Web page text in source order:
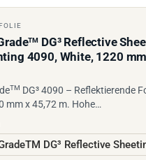
TM DG³ Reflective
4090, White, 1220
TM DG³ 4090 – Reflektierende
mm x 45,72 m. Hohe…